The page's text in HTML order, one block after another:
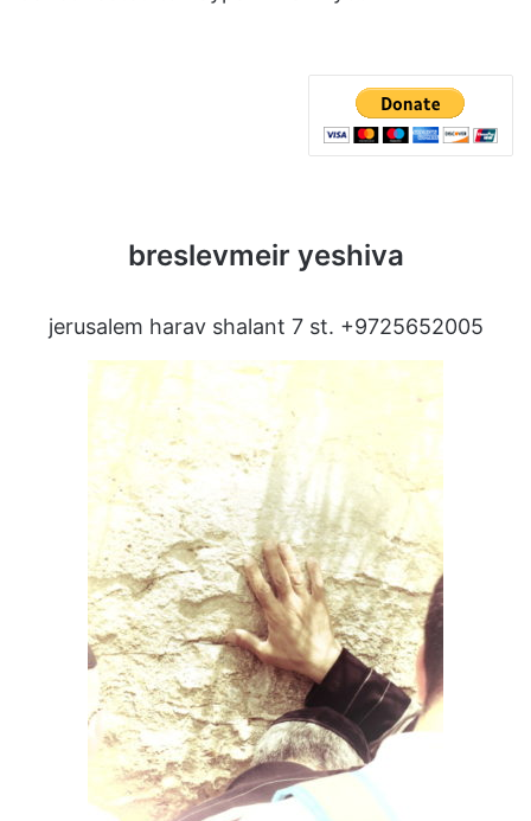
breslevmeir yeshiva
jerusalem harav shalant 7 st. +9725652005